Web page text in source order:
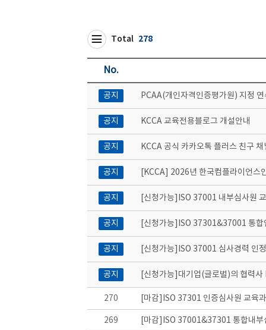
Total 278
No.
공지 PCAA(개인자격인증평가원) 지정
공지 KCCA 교육전용블로그 개설안내
공지 KCCA 공식 카카오톡 플러스 친구 채
공지 [KCCA] 2026년 한국컴플라이언스
공지 [신청가능]ISO 37001 내부심사원
공지 [신청가능]ISO 37301&37001 통
공지 [신청가능]ISO 37001 심사경력 인
공지 [신청가능]대기업(글로벌)의 협력
270 [마감]ISO 37301 인증심사원 교육
269 [마감]ISO 37001&37301 통합내